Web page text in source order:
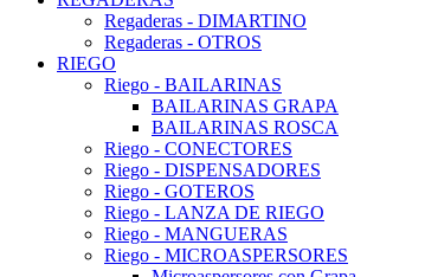
Regaderas - DIMARTINO
Regaderas - OTROS
RIEGO
Riego - BAILARINAS
BAILARINAS GRAPA
BAILARINAS ROSCA
Riego - CONECTORES
Riego - DISPENSADORES
Riego - GOTEROS
Riego - LANZA DE RIEGO
Riego - MANGUERAS
Riego - MICROASPERSORES